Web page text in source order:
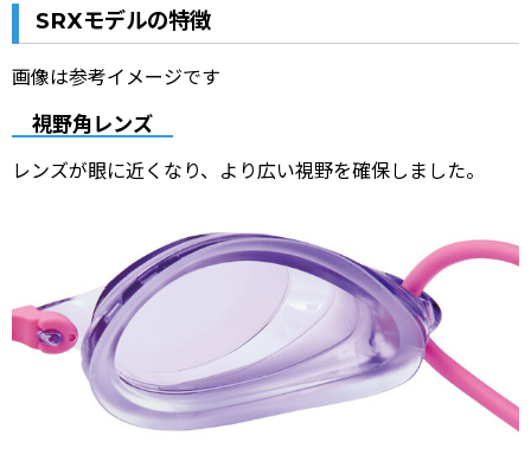
SRXモデルの特徴
画像は参考イメージです
視野角レンズ
レンズが眼に近くなり、より広い視野を確保しました。